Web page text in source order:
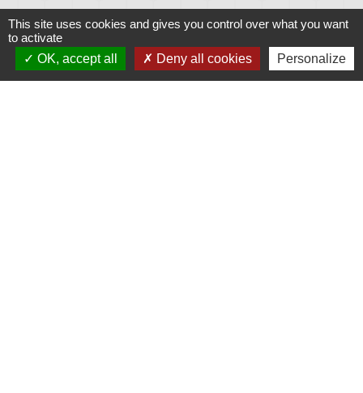
This site uses cookies and gives you control over what you want
to activate
OK, accept all
Deny all cookies Personalize